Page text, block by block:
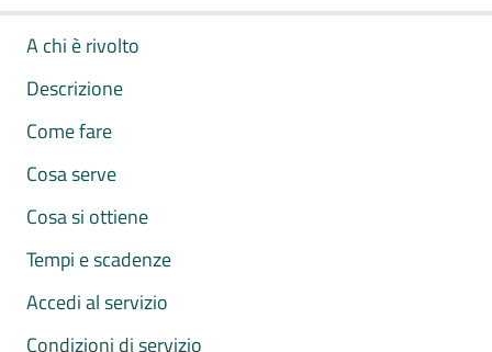
A chi è rivolto
Descrizione
Come fare
Cosa serve
Cosa si ottiene
Tempi e scadenze
Accedi al servizio
Condizioni di servizio